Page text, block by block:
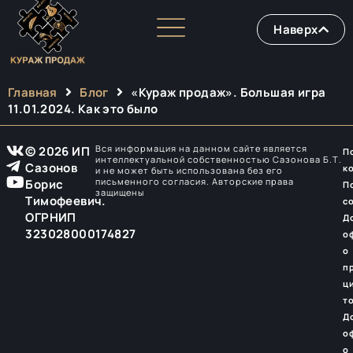
Наверх
Главная Блог
«Кураж продаж». Большая игра
11.01.2024. Как это было
© 2026 ИП
Сазонов
Борис
Тимофеевич.
ОГРНИП
323028000174827
Вся информация на данном сайте является
интеллектуальной собственностью Сазонова Б.Т.
и не может быть использована без его
письменного согласия. Авторские права
защищены
о
о